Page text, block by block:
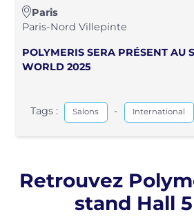
Paris
Paris-Nord Villepinte
POLYMERIS SERA PRÉSENT AU
WORLD 2025
Tags : Salons - International
Retrouvez
stand Hall